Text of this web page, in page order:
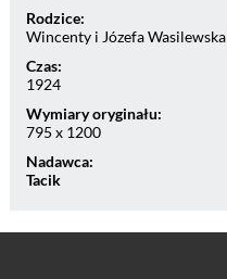
Rodzice:
Wincenty i Józefa Wasilewska
Czas:
1924
Wymiary oryginału:
795 x 1200
Nadawca:
Tacik